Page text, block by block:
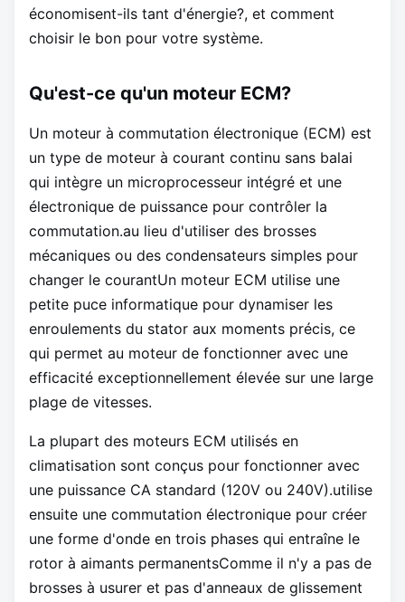
économisent-ils tant d'énergie?, et comment
choisir le bon pour votre système.
Qu'est-ce qu'un moteur ECM?
Un moteur à commutation électronique (ECM) est
un type de moteur à courant continu sans balai
qui intègre un microprocesseur intégré et une
électronique de puissance pour contrôler la
commutation.au lieu d'utiliser des brosses
mécaniques ou des condensateurs simples pour
changer le courantUn moteur ECM utilise une
petite puce informatique pour dynamiser les
enroulements du stator aux moments précis, ce
qui permet au moteur de fonctionner avec une
efficacité exceptionnellement élevée sur une large
plage de vitesses.
La plupart des moteurs ECM utilisés en
climatisation sont conçus pour fonctionner avec
une puissance CA standard (120V ou 240V).utilise
ensuite une commutation électronique pour créer
une forme d'onde en trois phases qui entraîne le
rotor à aimants permanentsComme il n'y a pas de
brosses à usurer et pas d'anneaux de glissement